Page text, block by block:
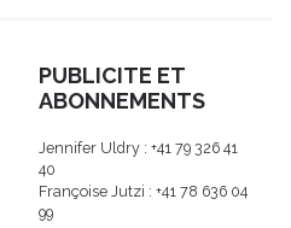
PUBLICITE ET
ABONNEMENTS
Jennifer Uldry : +41 79 326 41
40
Françoise Jutzi : +41 78 636 04
99